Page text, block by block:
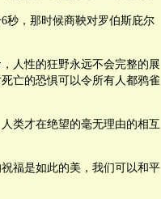
秒，那时候商鞅对罗伯斯庇尔
人性的狂野永远不会完整的展
亡的恐惧可以令所有人都鸦雀
类才在绝望的毫无理由的相互
福是如此的美，我们可以和平